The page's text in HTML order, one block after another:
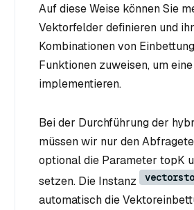
Auf diese Weise können Sie
Vektorfelder definieren und
Kombinationen von
Funktionen zuweisen, um
implementieren.
Bei der Durchführung der
müssen wir nur den
optional die Parameter topK
setzen. Die Instanz
automatisch die